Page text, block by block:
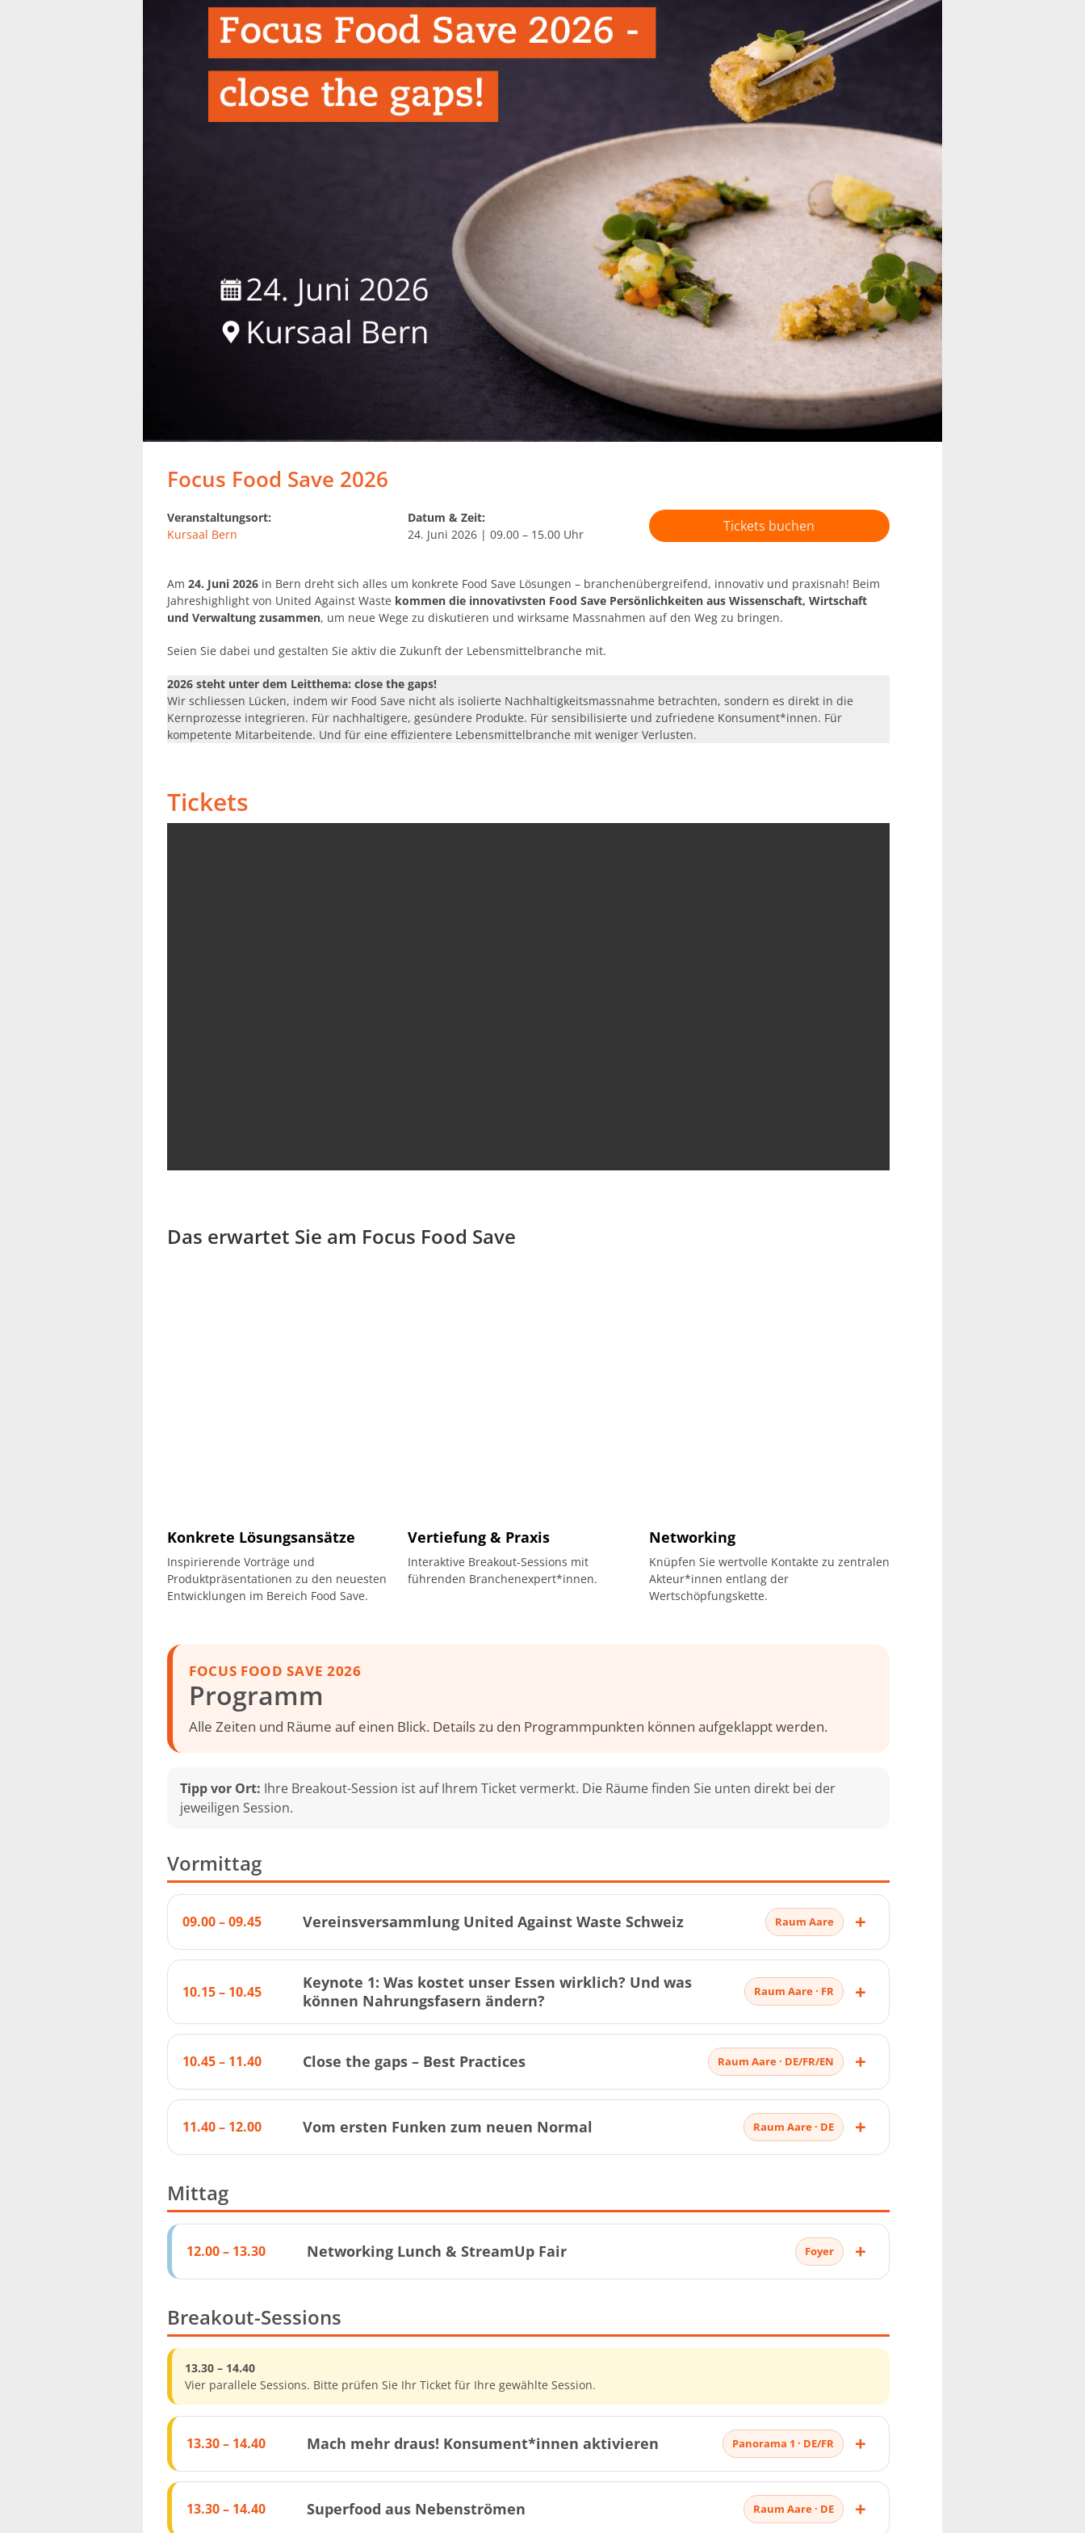
Focus Food Save 2026
Veranstaltungsort:
Kursaal Bern
Datum & Zeit:
24. Juni 2026 | 09.00 – 15.00 Uhr
Tickets buchen
Am 24. Juni 2026 in Bern dreht sich alles um konkrete Food Save Lösungen – branchenübergreifend, innovativ und praxisnah! Beim
Jahreshighlight von United Against Waste kommen die innovativsten Food Save Persönlichkeiten aus Wissenschaft, Wirtschaft
und Verwaltung zusammen, um neue Wege zu diskutieren und wirksame Massnahmen auf den Weg zu bringen.
Seien Sie dabei und gestalten Sie aktiv die Zukunft der Lebensmittelbranche mit.
2026 steht unter dem Leitthema: close the gaps!
Wir schliessen Lücken, indem wir Food Save nicht als isolierte Nachhaltigkeitsmassnahme betrachten, sondern es direkt in die
Kernprozesse integrieren. Für nachhaltigere, gesündere Produkte. Für sensibilisierte und zufriedene Konsument*innen. Für
kompetente Mitarbeitende. Und für eine effizientere Lebensmittelbranche mit weniger Verlusten.
Tickets
Das erwartet Sie am Focus Food Save
Konkrete Lösungsansätze
Inspirierende Vorträge und
Produktpräsentationen zu den neuesten
Entwicklungen im Bereich Food Save.
Vertiefung & Praxis
Interaktive Breakout-Sessions mit
führenden Branchenexpert*innen.
Networking
Knüpfen Sie wertvolle Kontakte zu zentralen
Akteur*innen entlang der
Wertschöpfungskette.
FOCUS FOOD SAVE 2026
Programm
Alle Zeiten und Räume auf einen Blick. Details zu den Programmpunkten können aufgeklappt werden.
Tipp vor Ort: Ihre Breakout-Session ist auf Ihrem Ticket vermerkt. Die Räume finden Sie unten direkt bei der
jeweiligen Session.
Vormittag
09.00 – 09.45 Vereinsversammlung United Against Waste Schweiz Raum Aare
10.15 – 10.45
Keynote 1: Was kostet unser Essen wirklich? Und was
können Nahrungsfasern ändern?
Raum Aare · FR
10.45 – 11.40 Close the gaps – Best Practices Raum Aare · DE/FR/EN
11.40 – 12.00 Vom ersten Funken zum neuen Normal Raum Aare · DE
Mittag
12.00 – 13.30 Networking Lunch & StreamUp Fair Foyer
Breakout-Sessions
13.30 – 14.40
Vier parallele Sessions. Bitte prüfen Sie Ihr Ticket für Ihre gewählte Session.
13.30 – 14.40 Mach mehr draus! Konsument*innen aktivieren Panorama 1 · DE/FR
13.30 – 14.40 Superfood aus Nebenströmen Raum Aare · DE